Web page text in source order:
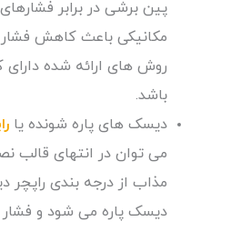
پین برشی در برابر
مکانیکی باعث کاهش
روش های ارائه شده
باشد.
دیسک های پاره شونده یا
می توان در انتهای قالب
مذاب از درجه بندی
دیسک پاره می شود و